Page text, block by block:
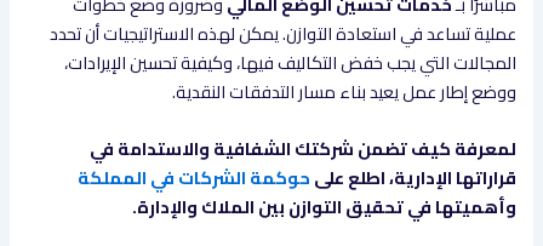
عملية تساعد في استعادة التوازن. يمكن لهذه الاستراتيجيات أن تحدد
المجالات التي يجب خفض التكاليف فيها، وكيفية تحسين الإيرادات،
ووضع إطار عمل يعيد بناء مسار التدفقات النقدية.
لمعرفة كيف تضمن شركتك الشفافية والاستدامة في
قراراتها الإدارية، اطلع علىحوكمة الشركات في المملكة
وأهميتها في تحقيق التوازن بين الملاك والإدارة.